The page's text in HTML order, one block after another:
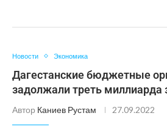
Новости Экономика
Дагестанские бюджетные
задолжали треть миллиарда
Автор Каниев Рустам 27.09.2022